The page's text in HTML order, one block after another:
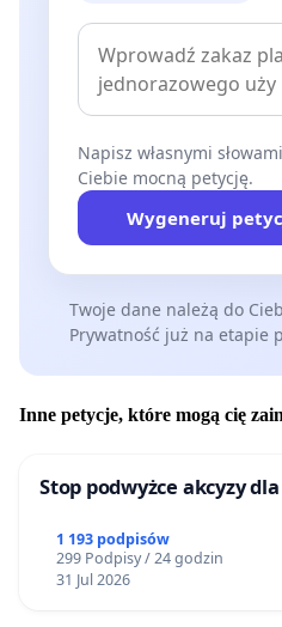
Napisz własnymi
Ciebie mocną petycję.
Wygeneruj
Twoje dane należą do
Prywatność już na etapie
Inne petycje, które mogą cię
Stop podwyżce akcyzy
1 193 podpisów
299 Podpisy / 24 godzin
31 Jul 2026